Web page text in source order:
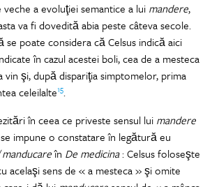
a evoluţiei semantice a lui mandere,
va fi dovedită abia peste câteva secole.
se poate considera că Celsus indică aici
în cazul acestei boli, cea de a mesteca
vin şi, după dispariţia simptomelor, prima
celeilalte15.
în ceea ce priveste sensul lui mandere
impune o constatare în legătură eu
în De medicina: Celsus foloseşte
acelaşi sens de « a mesteca » şi omite